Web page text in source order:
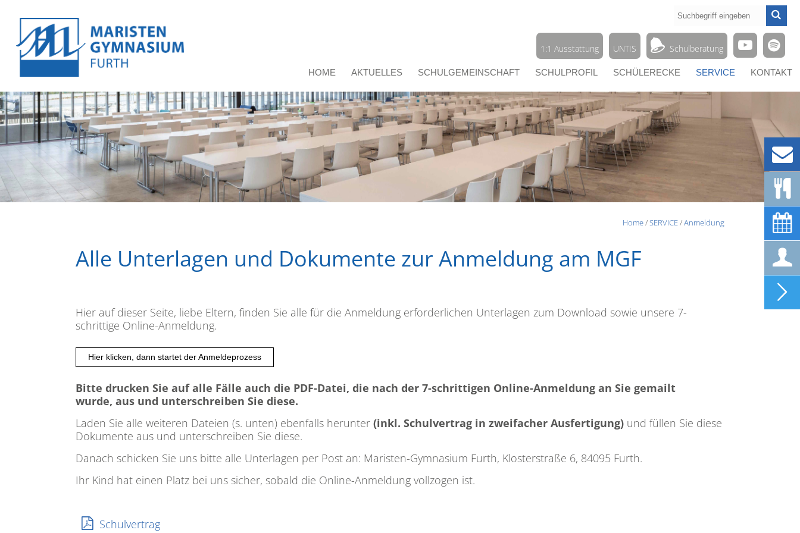

HOME AKTUELLES SCHULGEMEINSCHAFT SCHULPROFIL SCHÜLERECKE SERVICE KONTAKT


 Schulberatung
UNTIS
1:1 Ausstattung
Home/SERVICE/Anmeldung
Alle Unterlagen und Dokumente zur Anmeldung am MGF
Hier auf dieser Seite, liebe Eltern, finden Sie alle für die Anmeldung erforderlichen Unterlagen zum Download sowie unsere 7-
schrittige Online-Anmeldung.
Hier klicken, dann startet der Anmeldeprozess
Bitte drucken Sie auf alle Fälle auch die PDF-Datei, die nach der 7-schrittigen Online-Anmeldung an Sie gemailt
wurde, aus und unterschreiben Sie diese.
Laden Sie alle weiteren Dateien (s. unten) ebenfalls herunter (inkl. Schulvertrag in zweifacher Ausfertigung)und füllen Sie diese
Dokumente aus und unterschreiben Sie diese.
Danach schicken Sie uns bitte alle Unterlagen per Post an: Maristen-Gymnasium Furth, Klosterstraße 6, 84095 Furth.
Ihr Kind hat einen Platz bei uns sicher, sobald die Online-Anmeldung vollzogen ist.
Schulvertrag




